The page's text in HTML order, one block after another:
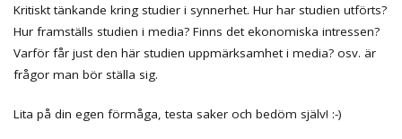
Kritiskt tänkande kring studier i synnerhet. Hur har studien utförts?
Hur framställs studien i media? Finns det ekonomiska intressen?
Varför får just den här studien uppmärksamhet i media? osv. är
frågor man bör ställa sig.
Lita på din egen förmåga, testa saker och bedöm själv! :-)